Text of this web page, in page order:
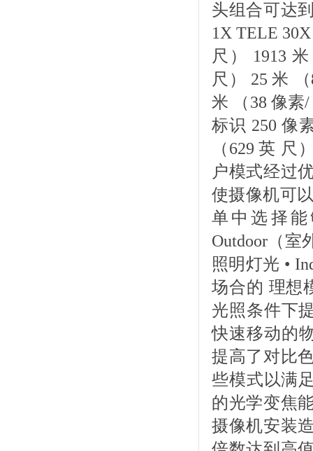
头组合可达
1X TELE
尺） 1913
尺） 25 米
米 （38 像素
标识 250 像
（629 英
户模式经过
使摄像机可
单中选择
Outdoor（室
照明灯光 •
场合的 理想
光照条件下
快速移动的
提高了对比
些模式以满
的光学变焦
摄像机安装